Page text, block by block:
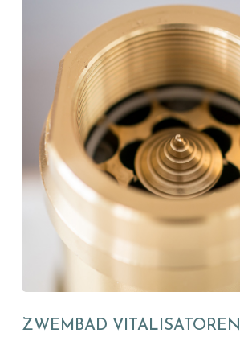
ZWEMBAD VITALISATOREN